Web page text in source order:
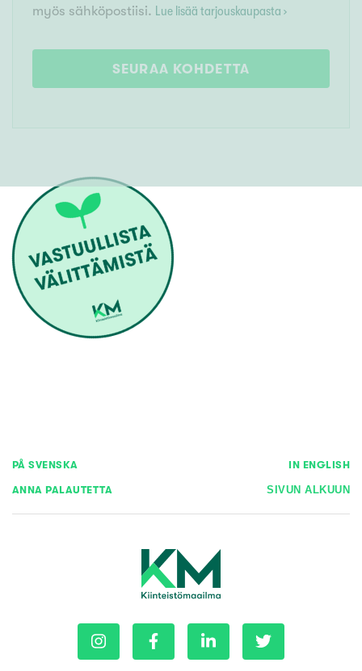
myös sähköpostiisi. Lue lisää tarjouskaupasta ›
SEURAA KOHDETTA
PÅ SVENSKA IN ENGLISH
ANNA PALAUTETTA SIVUN ALKUUN